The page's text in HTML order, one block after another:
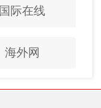
国际在线
海外网